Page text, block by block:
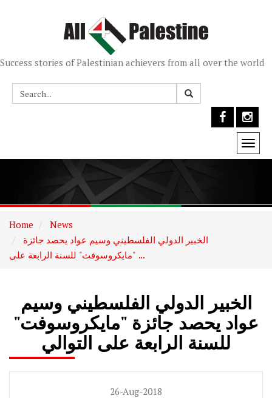
Success stories of Palestinian achievers from all over the world
Home
News
"مايكروسوفت" للسنة الرابعة على ...
الخبير الدولي الفلسطيني وسيم
عواد يحصد جائزة "مايكروسوفت"
للسنة الرابعة على التوالي
26-Aug-2018